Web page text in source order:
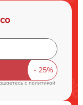
cполитикой